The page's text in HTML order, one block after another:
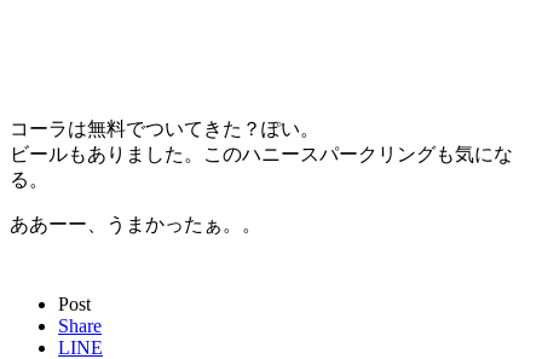
コーラは無料でついてきた？ぽい。
ビールもありました。このハニースパークリングも気にな
る。
ああーー、うまかったぁ。。
Post
Share
LINE